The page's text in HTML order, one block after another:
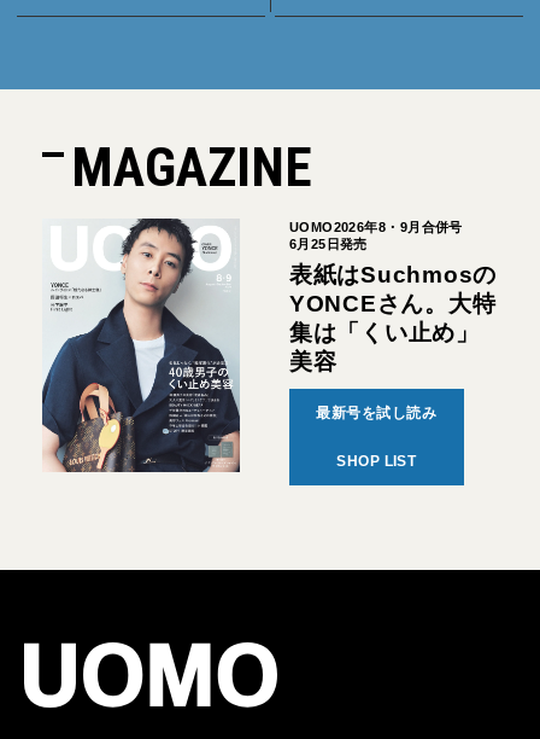
MAGAZINE
UOMO2026年8・9月合併号
6月25日発売
表紙はSuchmosの
YONCEさん。大特
集は「くい止め」
美容
最新号を試し読み
SHOP LIST